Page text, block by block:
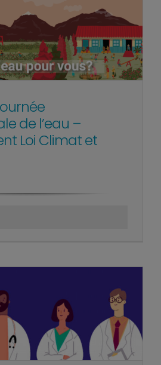
de l’eau –
Loi Climat et